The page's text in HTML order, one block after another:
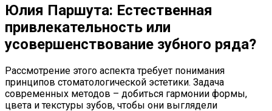
Юлия Паршута: Естественная
привлекательность или
усовершенствование зубного ряда?
Рассмотрение этого аспекта требует понимания
принципов стоматологической эстетики. Задача
современных методов – добиться гармонии формы,
цвета и текстуры зубов, чтобы они выглядели